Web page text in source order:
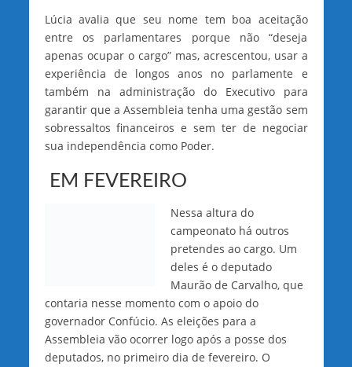
Lúcia avalia que seu nome tem boa aceitação
entre os parlamentares porque não “deseja
apenas ocupar o cargo” mas, acrescentou, usar a
experiência de longos anos no parlamente e
também na administração do Executivo para
garantir que a Assembleia tenha uma gestão sem
sobressaltos financeiros e sem ter de negociar
sua independência como Poder.
EM FEVEREIRO
Nessa altura do
campeonato há outros
pretendes ao cargo. Um
deles é o deputado
Maurão de Carvalho, que
contaria nesse momento com o apoio do
governador Confúcio. As eleições para a
Assembleia vão ocorrer logo após a posse dos
deputados, no primeiro dia de fevereiro. O